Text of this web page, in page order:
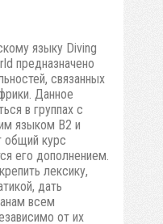
языку Diving
предназначено
связанных
Данное
в группах с
языком В2 и
общий курс
его дополнением.
лексику,
дать
всем
от их